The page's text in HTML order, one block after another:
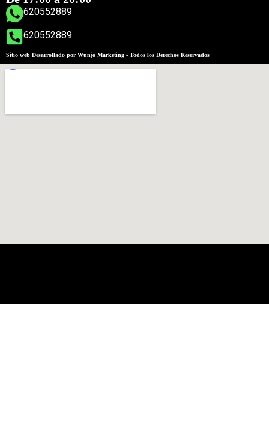
620552889
620552889
Sitio web Desarrollado por Wunjo Marketing - Todos los Derechos Reservados